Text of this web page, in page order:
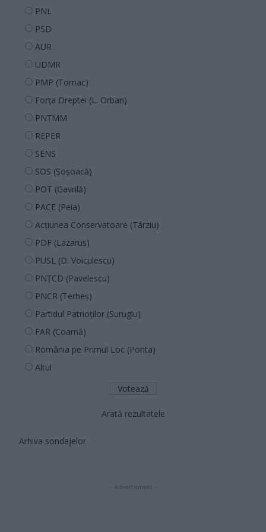
PNL
PSD
AUR
UDMR
PMP (Tomac)
Forța Dreptei (L. Orban)
PNȚMM
REPER
SENS
SOS (Șoșoacă)
POT (Gavrilă)
PACE (Peia)
Acțiunea Conservatoare (Târziu)
PDF (Lazarus)
PUSL (D. Voiculescu)
PNȚCD (Pavelescu)
PNCR (Terheș)
Partidul Patrioților (Surugiu)
FAR (Coarnă)
România pe Primul Loc (Ponta)
Altul
Arată rezultatele
Arhiva sondajelor
- Advertisment -